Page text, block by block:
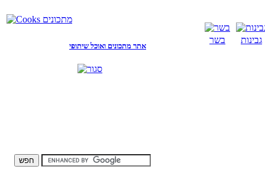
אתר מתכונים ואוכל שיתופי
בשר גבינות